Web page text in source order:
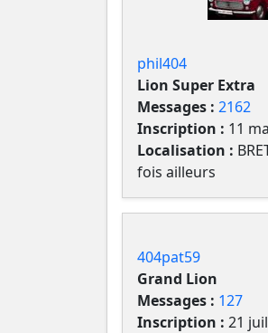
phil404
Lion Super Extra
Messages : 2162
Inscription : 11
Localisation :
fois ailleurs
404pat59
Grand Lion
Messages : 127
Inscription : 21